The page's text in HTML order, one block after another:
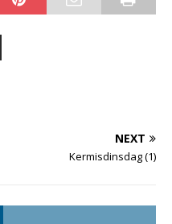
NEXT
Kermisdinsdag (1)